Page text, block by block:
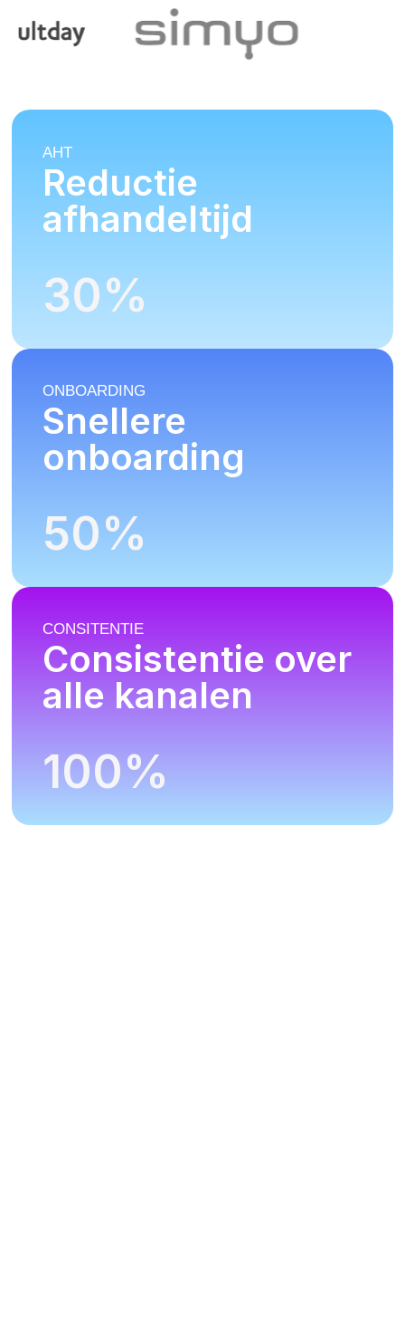
AHT
Reductie
afhandeltijd
30%
ONBOARDING
Snellere
onboarding
50%
CONSITENTIE
Consistentie over
alle kanalen
100%